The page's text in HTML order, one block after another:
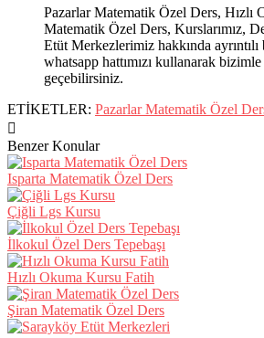
Pazarlar Matematik Özel Ders, Hızlı
Matematik Özel Ders, Kurslarımız,
Etüt Merkezlerimiz hakkında
whatsapp hattımızı kullanarak
geçebilirsiniz.
ETİKETLER: Pazarlar Matematik Özel
Benzer Konular
Isparta Matematik Özel Ders
Çiğli Lgs Kursu
İlkokul Özel Ders Tepebaşı
Hızlı Okuma Kursu Fatih
Şiran Matematik Özel Ders